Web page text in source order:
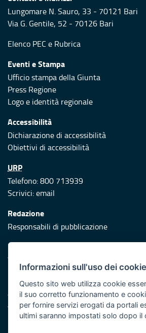
Lungomare N. Sauro, 33 - 70121 Bari
Via G. Gentile, 52 - 70126 Bari
Elenco PEC e Rubrica
Eventi e Stampa
Ufficio stampa della Giunta
Press Regione
Logo e identità regionale
Accessibilità
Dichiarazione di accessibilità
Obiettivi di accessibilità
URP
Telefono: 800 713939
Scrivici:email
Redazione
Responsabili di pubblicazione
Protezione civile
Vai al sito di Protezione Civile Puglia
Iniziativa finanziata con risorse del
Asse XI
Note legali
Informazioni sull'uso dei
Questo sito web utilizza cookie
il suo corretto funzionamento e
per fornire servizi erogati da portali
ultimi saranno impostati solo dopo il